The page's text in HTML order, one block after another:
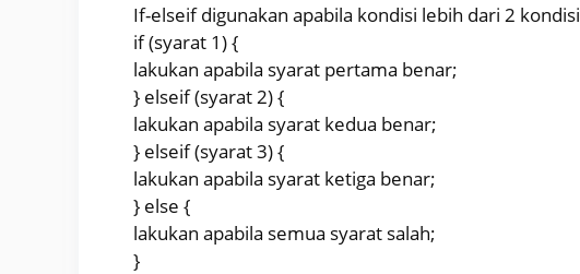
If-elseif digunakan apabila kondisi lebih dari 2 kondisi
if (syarat 1) {
lakukan apabila syarat pertama benar;
} elseif (syarat 2) {
lakukan apabila syarat kedua benar;
} elseif (syarat 3) {
lakukan apabila syarat ketiga benar;
} else {
lakukan apabila semua syarat salah;
}